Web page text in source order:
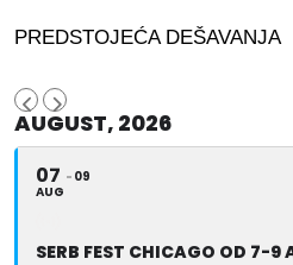
PREDSTOJEĆA DEŠAVANJA
AUGUST, 2026
07
AUG
09
SERB FEST CHICAGO OD 7-9